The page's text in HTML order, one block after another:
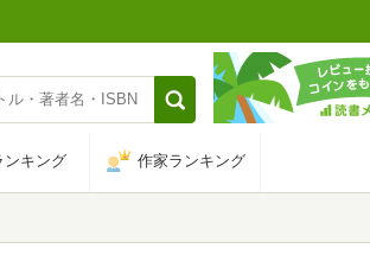
ンキング 作家ランキング